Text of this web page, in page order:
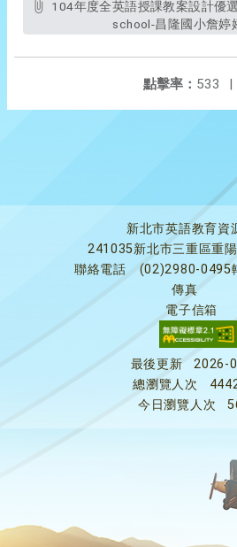
school-昌隆國小詹婷
點擊率： 533 |
新北市英語教育資
241035新北市三重區重
聯絡電話
(02)2980-0495
傳真
電子信箱
最後更新
2026-
總瀏覽人次
今日瀏覽人次